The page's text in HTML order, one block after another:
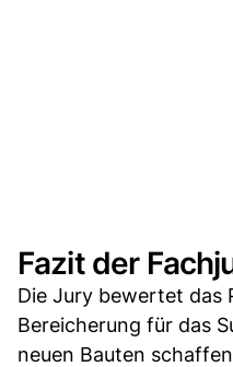
Fazit der
Die Jury bewertet das
Bereicherung für das
neuen Bauten